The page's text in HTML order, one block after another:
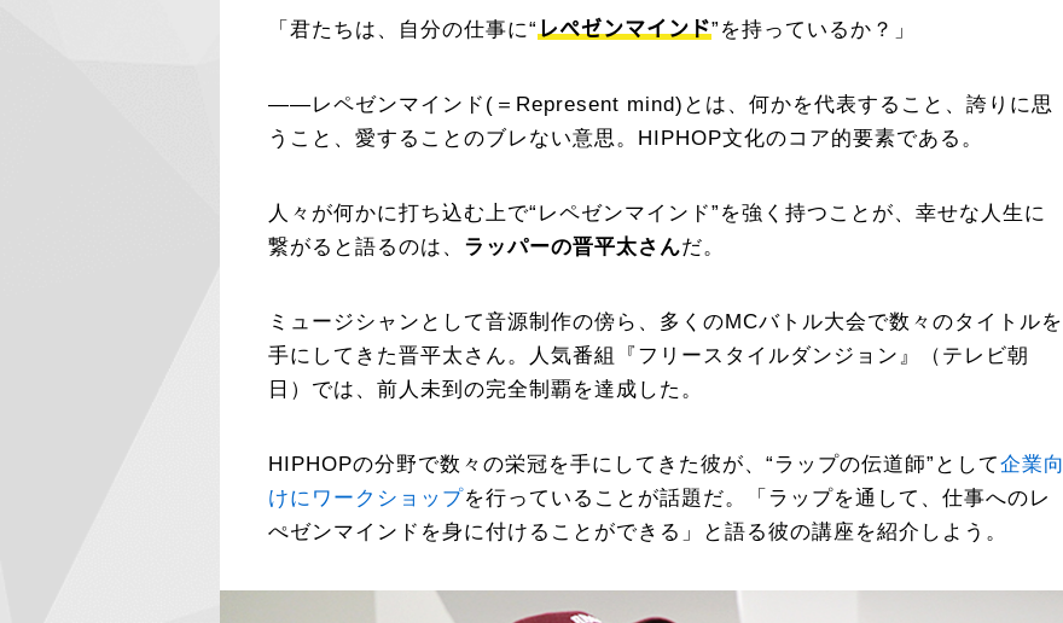
「君たちは、自分の仕事に“レぺゼンマインド”を持っているか？」
――レペゼンマインド(＝Represent mind)とは、何かを代表すること、誇りに思
うこと、愛することのブレない意思。HIPHOP文化のコア的要素である。
人々が何かに打ち込む上で“レペゼンマインド”を強く持つことが、幸せな人生に
繋がると語るのは、 ラッパーの晋平太さんだ。
ミュージシャンとして音源制作の傍ら、多くのMCバトル大会で数々のタイトルを
手にしてきた晋平太さん。人気番組『フリースタイルダンジョン』（テレビ朝
日）では、前人未到の完全制覇を達成した。
HIPHOPの分野で数々の栄冠を手にしてきた彼が、“ラップの伝道師”として企業向
けにワークショップを行っていることが話題だ。「ラップを通して、仕事へのレ
ぺゼンマインドを身に付けることができる」と語る彼の講座を紹介しよう。